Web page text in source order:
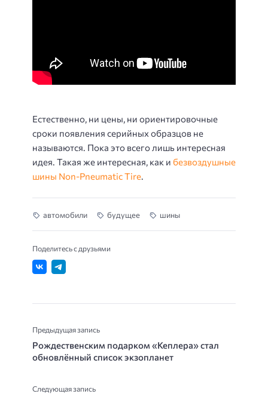
Естественно, ни цены, ни ориентировочные
сроки появления серийных образцов не
называются. Пока это всего лишь интересная
идея. Такая же интересная, как и безвоздушные
шины Non-Pneumatic Tire.
автомобили будущее шины
Поделитесь с друзьями
Предыдущая запись
Рождественским подарком «Кеплера» стал
обновлённый список экзопланет
Следующая запись